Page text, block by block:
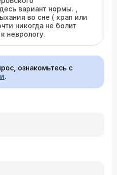
вариант нормы. ,
во сне ( храп или
никогда не болит
неврологу.
ознакомьтесь с
.